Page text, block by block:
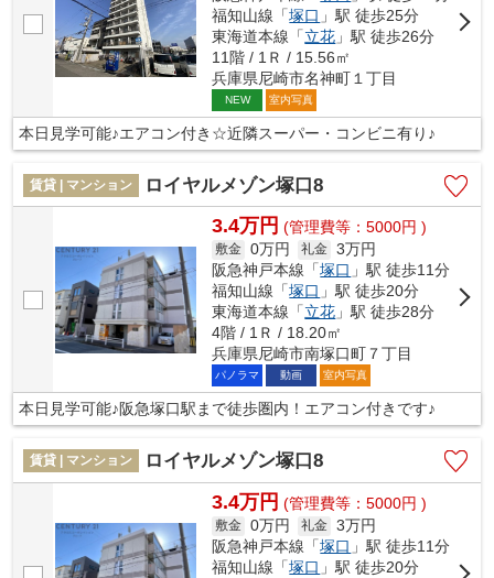
福知山線「塚口 」駅 徒歩25分
東海道本線「立花 」駅 徒歩26分
11階 / 1Ｒ / 15.56㎡
兵庫県尼崎市名神町１丁目
NEW 室内写真
本日見学可能♪エアコン付き☆近隣スーパー・コンビニ有り♪
賃貸 | マンション ロイヤルメゾン塚口8
3.4万円 (管理費等：5000円 )
敷金 0万円 礼金 3万円
阪急神戸本線「塚口 」駅 徒歩11分
福知山線「塚口 」駅 徒歩20分
東海道本線「立花 」駅 徒歩28分
4階 / 1Ｒ / 18.20㎡
兵庫県尼崎市南塚口町７丁目
パノラマ 動画 室内写真
本日見学可能♪阪急塚口駅まで徒歩圏内！エアコン付きです♪
賃貸 | マンション ロイヤルメゾン塚口8
3.4万円 (管理費等：5000円 )
敷金 0万円 礼金 3万円
阪急神戸本線「塚口 」駅 徒歩11分
福知山線「塚口 」駅 徒歩20分